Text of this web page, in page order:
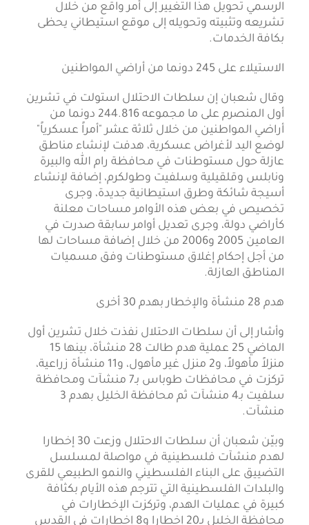
الرسمي تحويل هذا التغيير إلى أمر واقع من خلال
تشريعه وتثبيته وتحويله إلى موقع استيطاني يحظى
بكافة الخدمات.
الاستيلاء على 245 دونما من أراضي المواطنين
وقال شعبان إن سلطات الاحتلال استولت في تشرين
أول المنصرم على ما مجموعه 244.816 دونما من
أراضي المواطنين من خلال ثلاثة عشر "أمراً عسكرياً"
لوضع اليد لأغراض عسكرية، هدفت لإنشاء مناطق
عازلة حول مستوطنات في محافظة رام الله والبيرة
ونابلس وقلقيلية وسلفيت وطولكرم، إضافة لإنشاء
أسيجة شائكة وطرق استيطانية جديدة، وجرى
تخصيص في بعض هذه الأوامر مساحات معلنة
كأراضي دولة، وجرى تعديل أوامر سابقة صدرت في
العامين 2005 و2006 من خلال إضافة مساحات لها
من أجل إحكام إغلاق مستوطنات وفق مسميات
المناطق العازلة.
هدم 28 منشأة والإخطار بهدم 30 أخرى
وأشار إلى أن سلطات الاحتلال نفذت خلال تشرين أول
الماضي 25 عملية هدم طالت 28 منشأة، بينها 15
منزلاً مأهولاً، و2 منزل غير مأهول، و11 منشأة زراعية،
تركزت في محافظات طوباس بـ7 منشآت ومحافظة
سلفيت بـ4 منشآت ثم محافظة الخليل بهدم 3
منشآت.
وبيّن شعبان أن سلطات الاحتلال وزعت 30 إخطارا
لهدم منشآت فلسطينية في مواصلة لمسلسل
التضييق على البناء الفلسطيني والنمو الطبيعي للقرى
والبلدات الفلسطينية التي تترجم هذه الأيام بكثافة
كبيرة في عمليات الهدم، وتركزت الإخطارات في
محافظة الخليل بـ20 إخطارا و8 إخطارات في القدس